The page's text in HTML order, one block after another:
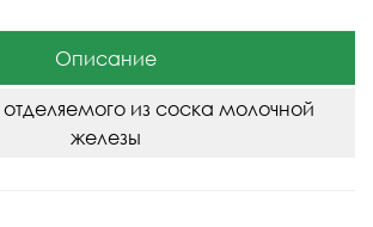
Описание
из соска молочной
железы